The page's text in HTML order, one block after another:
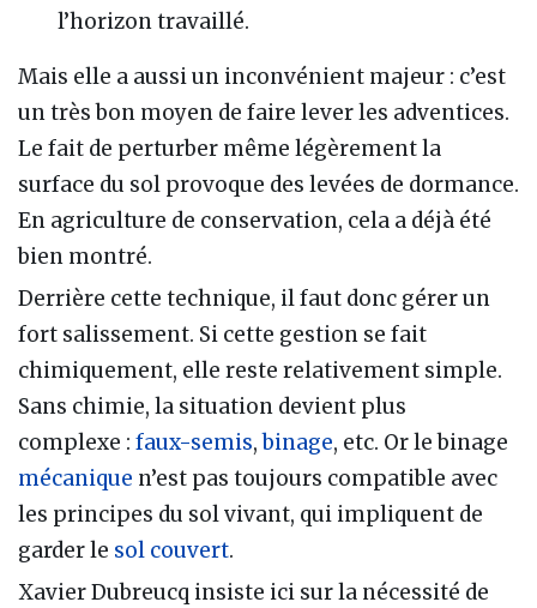
l’horizon travaillé.
Mais elle a aussi un inconvénient majeur : c’est
un très bon moyen de faire lever les adventices.
Le fait de perturber même légèrement la
surface du sol provoque des levées de dormance.
En agriculture de conservation, cela a déjà été
bien montré.
Derrière cette technique, il faut donc gérer un
fort salissement. Si cette gestion se fait
chimiquement, elle reste relativement simple.
Sans chimie, la situation devient plus
complexe : faux-semis,binage, etc. Or le binage
mécanique n’est pas toujours compatible avec
les principes du sol vivant, qui impliquent de
garder le sol couvert.
Xavier Dubreucq insiste ici sur la nécessité de